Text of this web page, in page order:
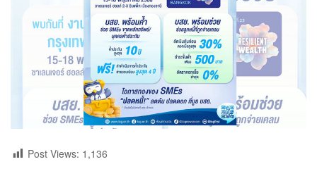
Post Views: 1,136